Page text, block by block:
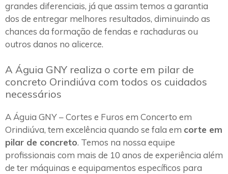
grandes diferenciais, já que assim temos a garantia
dos de entregar melhores resultados, diminuindo as
chances da formação de fendas e rachaduras ou
outros danos no alicerce.
A Águia GNY realiza o corte em pilar de
concreto Orindiúva com todos os cuidados
necessários
A Águia GNY – Cortes e Furos em Concerto em
Orindiúva, tem excelência quando se fala em corte em
pilar de concreto. Temos na nossa equipe
profissionais com mais de 10 anos de experiência além
de ter máquinas e equipamentos específicos para